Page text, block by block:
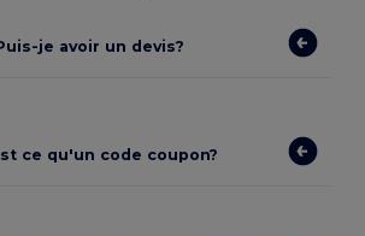
je avoir un devis?
ce qu'un code coupon?